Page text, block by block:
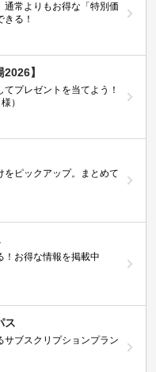
常よりもお得な「特別価
る！
】
プレゼントを当てよう！
）
をピックアップ。まとめて
！お得な情報を掲載中
ス
サブスクリプションプラン